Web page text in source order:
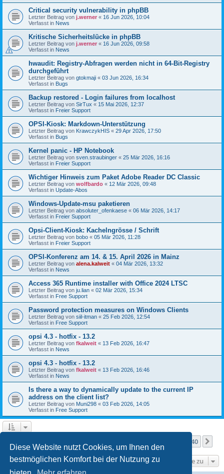
Diese Website nutzt Cookies, um Ihnen den
bestmöglichen Komfort bei der Nutzung zu
Critical security vulnerability in phpBB
Letzter Beitrag von j.werner « 16 Jun 2026, 10:04
Verfasst in News
Kritische Sicherheitslücke in phpBB
Letzter Beitrag von j.werner « 16 Jun 2026, 09:58
Verfasst in News
hwaudit: Registry-Abfragen werden nicht in 64-Bit-Registry
durchgeführt
Letzter Beitrag von gtokmaji « 03 Jun 2026, 16:34
Verfasst in Bugs
Backup restored - Login failures from localhost
Letzter Beitrag von SirTux « 15 Mai 2026, 12:37
Verfasst in Freier Support
OPSI-Kiosk: Markdown-Unterstützung
Letzter Beitrag von KrawczykHIS « 29 Apr 2026, 17:50
Verfasst in Bugs
Kernel panic - HP Notebook
Letzter Beitrag von sven.straubinger « 25 Mär 2026, 16:16
Verfasst in Freier Support
Wichtiger Hinweis zum Paket Adobe Reader DC Classic
Letzter Beitrag von wolfbardo « 12 Mär 2026, 09:48
Verfasst in Update-Abos
Windows-Update-msu paketieren
Letzter Beitrag von absoluter_ofenkaese « 06 Mär 2026, 14:17
Verfasst in Freier Support
Opsi-Client-Kiosk: Kachelngrösse / Schrift
Letzter Beitrag von bobo « 05 Mär 2026, 11:28
Verfasst in Freier Support
OPSI-Konferenz am 14. & 15. April 2026 in Mainz
Letzter Beitrag von alena.kalweit « 04 Mär 2026, 13:32
Verfasst in News
Access 365 Runtime installer with Office 2024 LTSC
Letzter Beitrag von ju.lian « 02 Mär 2026, 15:34
Verfasst in Free Support
Password protection measures on Windows Clients
Letzter Beitrag von siil-itman « 25 Feb 2026, 12:54
Verfasst in Free Support
opsi 4.3 - hotfix - 13.2
Letzter Beitrag von fkalweit « 13 Feb 2026, 16:47
Verfasst in News
opsi 4.3 - hotfix - 13.2
Letzter Beitrag von fkalweit « 13 Feb 2026, 16:46
Verfasst in News
Is there a way to dynamically update to the current IP
address on the client list?
Letzter Beitrag von Muni298 « 03 Feb 2026, 14:05
Verfasst in Free Support
40
Gehe zu